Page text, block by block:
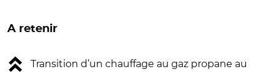
A retenir
Transition d’un chauffage au gaz propane au